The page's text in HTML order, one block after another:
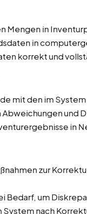
Mengen in
in
korrekt und
mit den im
und
in
zur
Bedarf, um
nach